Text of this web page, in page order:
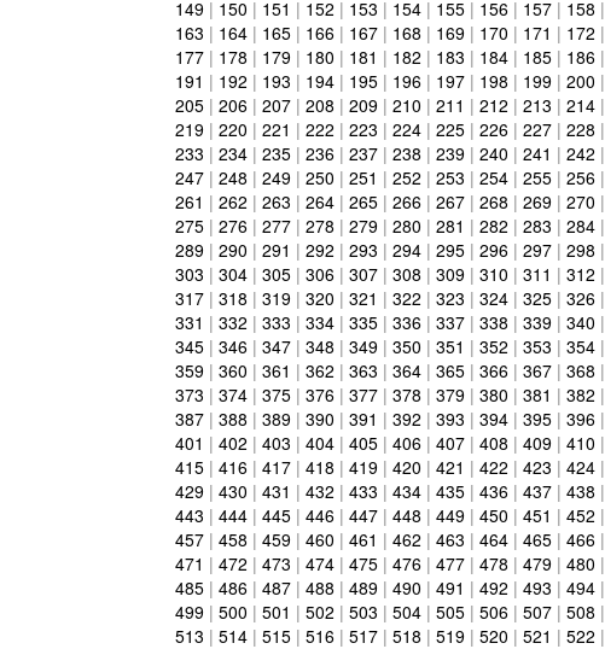
149| 150 | 151 | 152 | 153 | 154| 155| 156| 157| 158 |
163 | 164| 165| 166| 167| 168 | 169| 170 | 171 | 172 |
177| 178 | 179| 180 | 181 | 182 | 183 | 184| 185| 186|
191 | 192 | 193 | 194| 195| 196| 197| 198 | 199| 200 |
205| 206| 207| 208 | 209| 210 | 211 | 212 | 213 | 214|
219| 220 | 221 | 222 | 223 | 224| 225| 226| 227| 228 |
233 | 234| 235| 236| 237| 238 | 239| 240 | 241 | 242 |
247| 248 | 249| 250 | 251 | 252 | 253 | 254| 255| 256|
261 | 262 | 263 | 264| 265| 266| 267| 268 | 269| 270 |
275| 276| 277| 278 | 279| 280 | 281 | 282 | 283 | 284|
289| 290 | 291 | 292 | 293 | 294| 295| 296| 297| 298 |
303 | 304| 305| 306| 307| 308 | 309| 310 | 311 | 312 |
317| 318 | 319| 320 | 321 | 322 | 323 | 324| 325| 326|
331 | 332 | 333 | 334| 335| 336| 337| 338 | 339| 340 |
345| 346| 347| 348 | 349| 350 | 351 | 352 | 353 | 354|
359| 360 | 361 | 362 | 363 | 364| 365| 366| 367| 368 |
373 | 374| 375| 376| 377| 378 | 379| 380 | 381 | 382 |
387| 388 | 389| 390 | 391 | 392 | 393 | 394| 395| 396|
401 | 402 | 403 | 404| 405| 406| 407| 408 | 409| 410 |
415| 416| 417| 418 | 419| 420 | 421 | 422 | 423 | 424|
429| 430 | 431 | 432 | 433 | 434| 435| 436| 437| 438 |
443 | 444| 445| 446| 447| 448 | 449| 450 | 451 | 452 |
457| 458 | 459| 460 | 461 | 462 | 463 | 464| 465| 466|
471 | 472 | 473 | 474| 475| 476| 477| 478 | 479| 480 |
485| 486| 487| 488 | 489| 490 | 491 | 492 | 493 | 494|
499| 500 | 501 | 502 | 503 | 504| 505| 506| 507| 508 |
513 | 514| 515| 516| 517| 518 | 519| 520 | 521 | 522 |